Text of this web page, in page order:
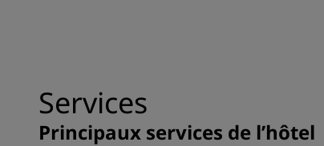
Services
Principaux services de l’hôtel